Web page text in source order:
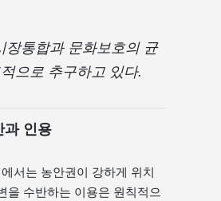
장통합과 문화보호의 균
으로 추구하고 있다.
과 인용
서는 농안권이 강하게 위치
을 수반하는 이용은 원칙적으